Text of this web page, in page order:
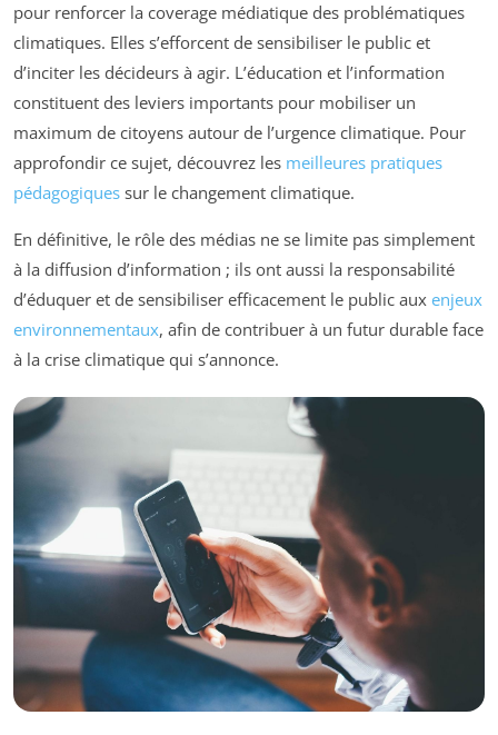
pour renforcer la coverage médiatique des problématiques
climatiques. Elles s’efforcent de sensibiliser le public et
d’inciter les décideurs à agir. L’éducation et l’information
constituent des leviers importants pour mobiliser un
maximum de citoyens autour de l’urgence climatique. Pour
approfondir ce sujet, découvrez les meilleures pratiques
pédagogiques sur le changement climatique.
En définitive, le rôle des médias ne se limite pas simplement
à la diffusion d’information ; ils ont aussi la responsabilité
d’éduquer et de sensibiliser efficacement le public aux enjeux
environnementaux, afin de contribuer à un futur durable face
à la crise climatique qui s’annonce.